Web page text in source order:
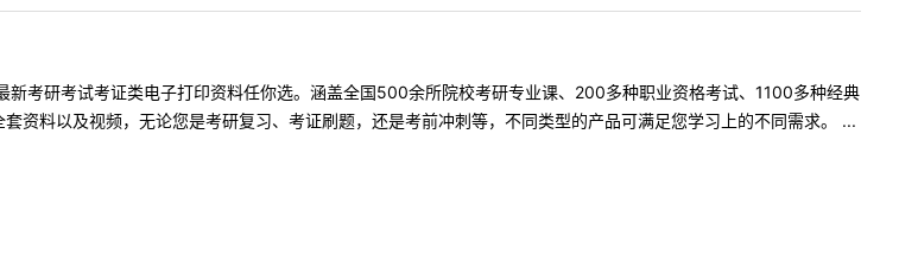
新考研考试考证类电子打印资料任你选。涵盖全国500余所院校考研专业课、200多种职业资格考试、1100多种经典
资料以及视频，无论您是考研复习、考证刷题，还是考前冲刺等，不同类型的产品可满足您学习上的不同需求。 ...